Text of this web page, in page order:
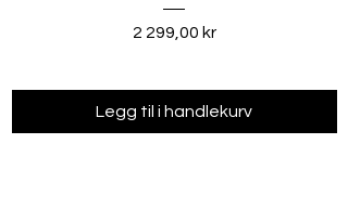
Pris
2 299,00 kr
Legg til i handlekurv